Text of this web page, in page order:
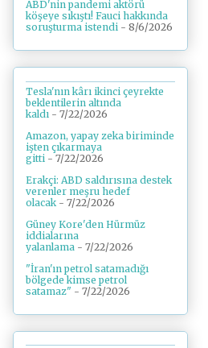
ABD'nin pandemi aktörü
köşeye sıkıştı! Fauci hakkında
soruşturma istendi - 8/6/2026
Tesla'nın kârı ikinci çeyrekte
beklentilerin altında
kaldı - 7/22/2026
Amazon, yapay zeka biriminde
işten çıkarmaya
gitti - 7/22/2026
Erakçi: ABD saldırısına destek
verenler meşru hedef
olacak - 7/22/2026
Güney Kore'den Hürmüz
iddialarına
yalanlama - 7/22/2026
"İran'ın petrol satamadığı
bölgede kimse petrol
satamaz" - 7/22/2026